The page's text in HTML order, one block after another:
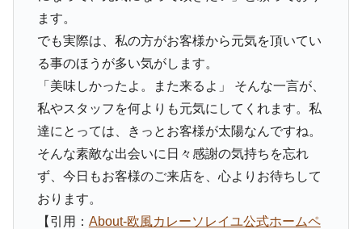
ます。
でも実際は、私の方がお客様から元気を頂いてい
る事のほうが多い気がします。
「美味しかったよ。また来るよ」 そんな一言が、
私やスタッフを何よりも元気にしてくれます。私
達にとっては、きっとお客様が太陽なんですね。
そんな素敵な出会いに日々感謝の気持ちを忘れ
ず、今日もお客様のご来店を、心よりお待ちして
おります。
【引用： About-欧風カレーソレイユ公式ホームペ